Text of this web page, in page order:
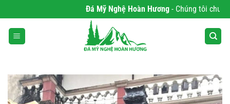
qua
nội
dung
Đá Mỹ Nghệ Hoàn Hương- Chúng tôi chuyên